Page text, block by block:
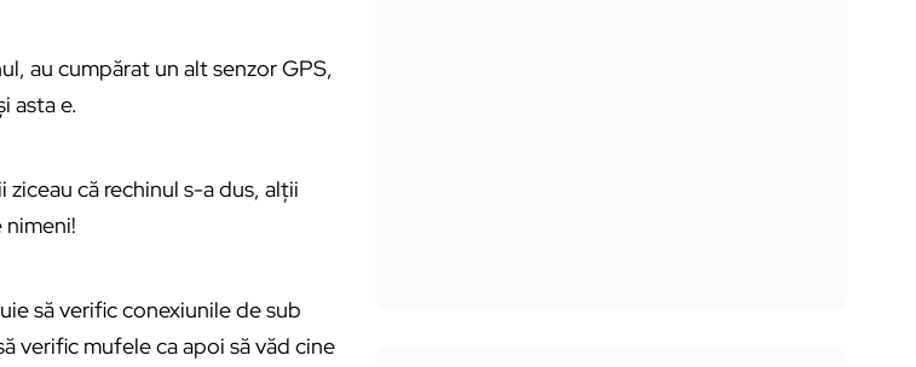
au cumpărat un alt senzor GPS,
asta e.
că rechinul s-a dus, alții
nimeni!
să verific conexiunile de sub
verific mufele ca apoi să văd cine